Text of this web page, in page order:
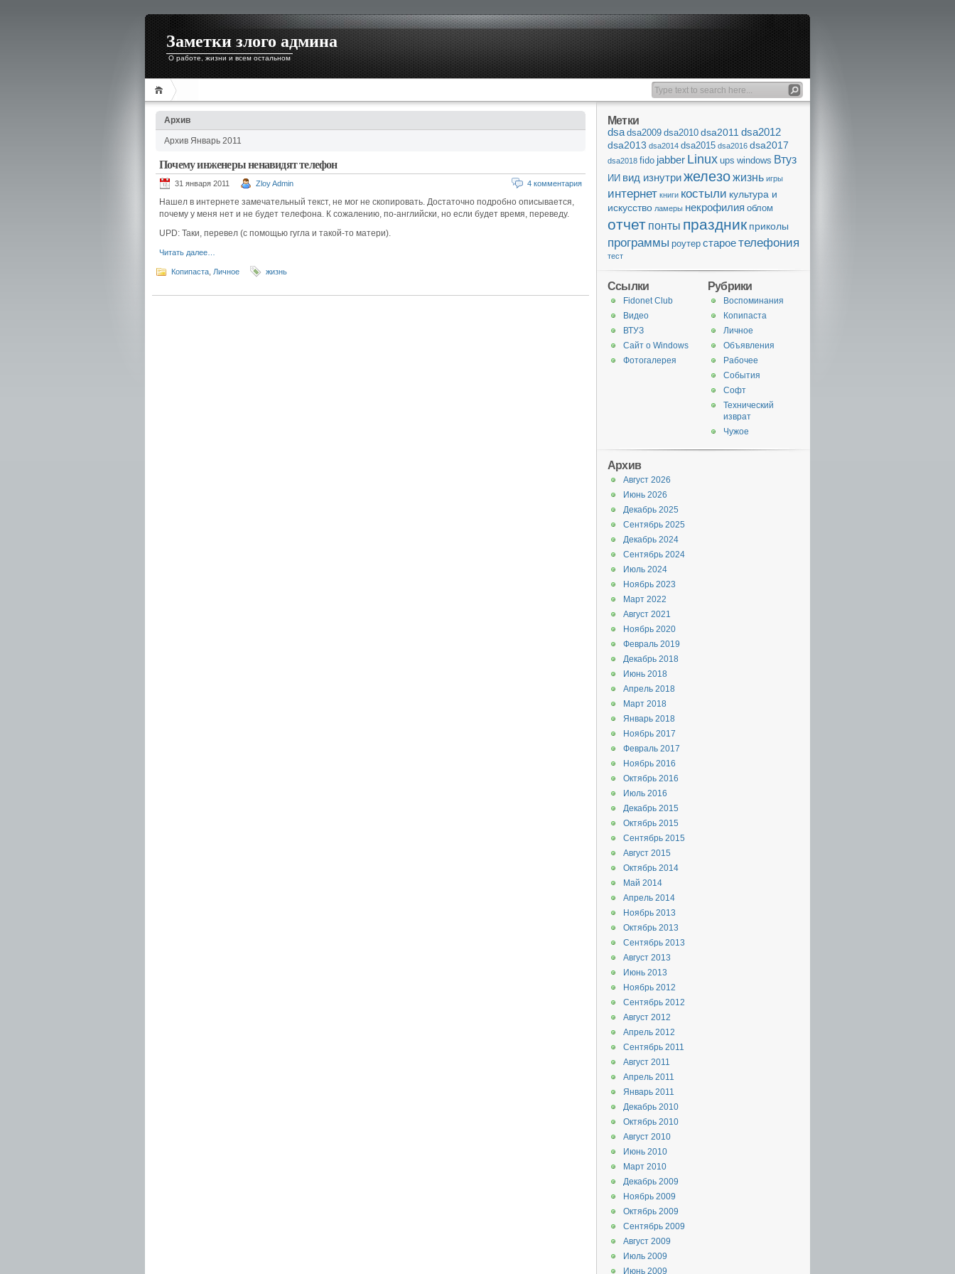
Заметки злого админа
О работе, жизни и всем остальном
Архив
Архив Январь 2011
Почему инженеры ненавидят телефон
31 января 2011 Zloy Admin 4 комментария
Нашел в интернете замечательный текст, не мог не скопировать. Достаточно подробно описывается,
почему у меня нет и не будет телефона. К сожалению, по-английски, но если будет время, переведу.
UPD: Таки, перевел (с помощью гугла и такой-то матери).
Читать далее…
Копипаста Личное жизнь
Метки
dsa dsa2009 dsa2010 dsa2011 dsa2012
dsa2013 dsa2014 dsa2015 dsa2016 dsa2017
dsa2018 fido jabber Linux ups windows Втуз
ИИ вид изнутрижелезожизнь игры
интернет книги костыли культура и
искусство ламеры некрофилия облом
отчет понты праздник приколы
программы роутер староетелефония
тест
Рубрики
Воспоминания
Копипаста
Личное
Объявления
Рабочее
События
Софт
Технический
изврат
Чужое
Ссылки
Fidonet Club
Видео
ВТУЗ
Сайт о Windows
Фотогалерея
Архив
Август 2026
Июнь 2026
Декабрь 2025
Сентябрь 2025
Декабрь 2024
Сентябрь 2024
Июль 2024
Ноябрь 2023
Март 2022
Август 2021
Ноябрь 2020
Февраль 2019
Декабрь 2018
Июнь 2018
Апрель 2018
Март 2018
Январь 2018
Ноябрь 2017
Февраль 2017
Ноябрь 2016
Октябрь 2016
Июль 2016
Декабрь 2015
Октябрь 2015
Сентябрь 2015
Август 2015
Октябрь 2014
Май 2014
Апрель 2014
Ноябрь 2013
Октябрь 2013
Сентябрь 2013
Август 2013
Июнь 2013
Ноябрь 2012
Сентябрь 2012
Август 2012
Апрель 2012
Сентябрь 2011
Август 2011
Апрель 2011
Январь 2011
Декабрь 2010
Октябрь 2010
Август 2010
Июнь 2010
Март 2010
Декабрь 2009
Ноябрь 2009
Октябрь 2009
Сентябрь 2009
Август 2009
Июль 2009
Июнь 2009